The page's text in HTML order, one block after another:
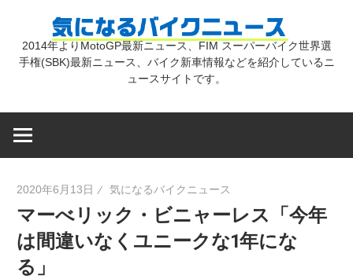
気
バ
2014年よりMotoGP最新ニュース、FIM スーパーバイク世界選
手権(SBK)最新ニュース、バイク新車情報などを紹介しているニ
ュースサイトです。
2020年6月13日 気になるバイクニュース
マーべリック・ビニャーレス「今年
は間違いなくユニークな1年にな
る」